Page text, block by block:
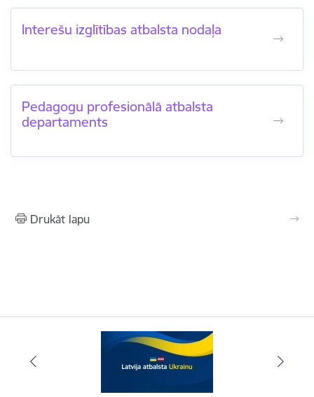
Interešu izglītības atbalsta nodaļa
Pedagogu profesionālā atbalsta
departaments
Drukāt lapu